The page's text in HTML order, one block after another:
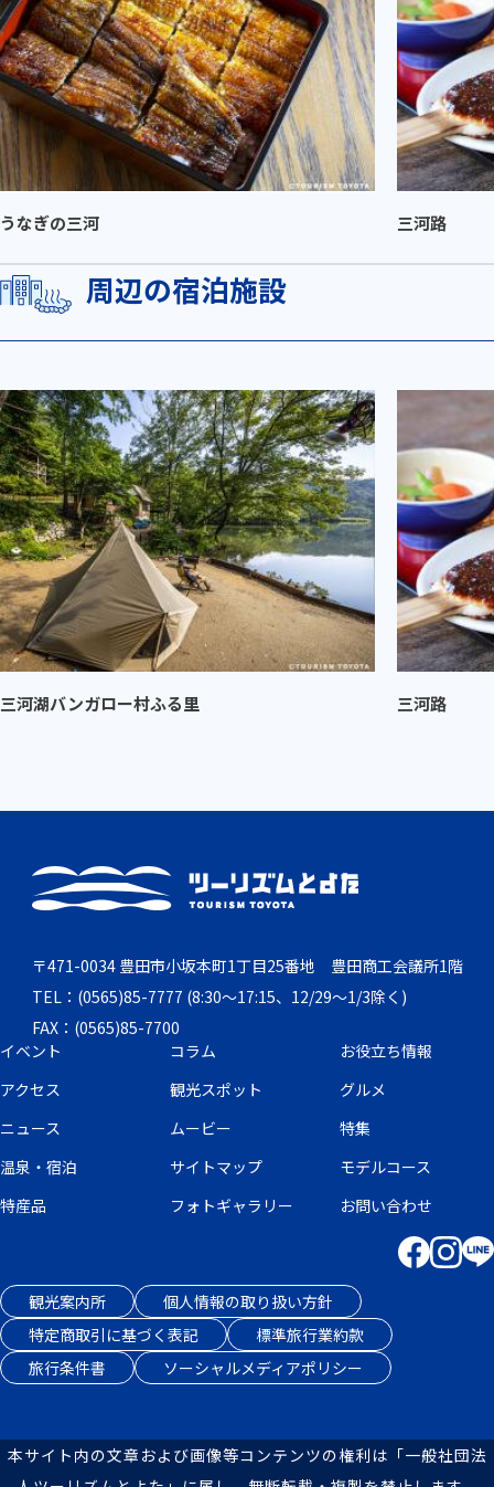
うなぎの三河 三河路
周辺の宿泊施設
三河湖バンガロー村ふる里 三河路
〒471-0034 豊田市小坂本町1丁目25番地 豊田商工会議所1階
TEL：(0565)85-7777 (8:30～17:15、12/29～1/3除く)
FAX：(0565)85-7700
イベント
コラム
お役立ち情報
アクセス
観光スポット
グルメ
ニュース
ムービー
特集
温泉・宿泊
サイトマップ
モデルコース
特産品
フォトギャラリー お問い合わせ
観光案内所
個人情報の取り扱い方針
特定商取引に基づく表記
標準旅行業約款
旅行条件書
ソーシャルメディアポリシー
本サイト内の文章および画像等コンテンツの権利は「一般社団法